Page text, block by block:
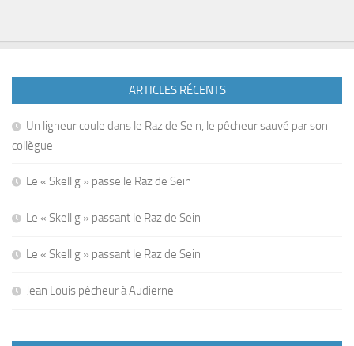
ARTICLES RÉCENTS
Un ligneur coule dans le Raz de Sein, le pêcheur sauvé par son
collègue
Le « Skellig » passe le Raz de Sein
Le « Skellig » passant le Raz de Sein
Le « Skellig » passant le Raz de Sein
Jean Louis pêcheur à Audierne